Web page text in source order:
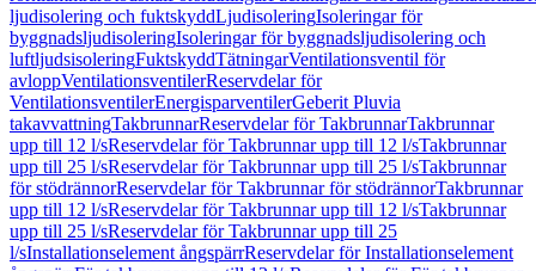
ljudisolering och fuktskyddLjudisoleringIsoleringar för
byggnadsljudisoleringIsoleringar för byggnadsljudisolering och
luftljudsisoleringFuktskyddTätningarVentilationsventil för
avloppVentilationsventilerReservdelar för
VentilationsventilerEnergisparventilerGeberit Pluvia
takavvattningTakbrunnarReservdelar för TakbrunnarTakbrunnar
upp till 12 l/sReservdelar för Takbrunnar upp till 12 l/sTakbrunnar
upp till 25 l/sReservdelar för Takbrunnar upp till 25 l/sTakbrunnar
för stödrännorReservdelar för Takbrunnar för stödrännorTakbrunnar
upp till 12 l/sReservdelar för Takbrunnar upp till 12 l/sTakbrunnar
upp till 25 l/sReservdelar för Takbrunnar upp till 25
l/sInstallationselement ångspärrReservdelar för Installationselement